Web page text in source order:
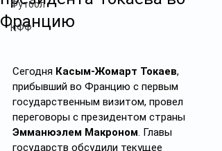
Футбол
КФФ
Францию
Сегодня Касым-Жомарт Токаев,
прибывший во Францию с первым
государственным визитом, провел
переговоры с президентом страны
Эмманюэлем Макроном. Главы
государств обсудили текущее